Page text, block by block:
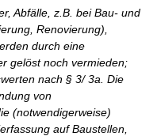
Abfälle, z.B. bei Bau- und
Renovierung),
durch eine
gelöst noch vermieden;
nach § 3/ 3a. Die
von
(notwendigerweise)
auf Baustellen,